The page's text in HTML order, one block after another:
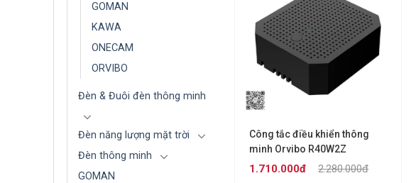
GOMAN
KAWA
ONECAM
ORVIBO
Đèn & Đuôi đèn thông minh
Đèn năng lượng mặt trời
Đèn thông minh
GOMAN
Công tắc điều khiển thông
minh Orvibo R40W2Z
2.280.000đ
1.710.000đ